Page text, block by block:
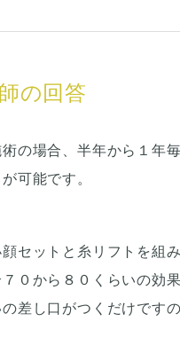
の回答
術の場合、半年から１年
可能です。
セットと糸リフトを組
０から８０くらいの効
の差し口がつくだけです